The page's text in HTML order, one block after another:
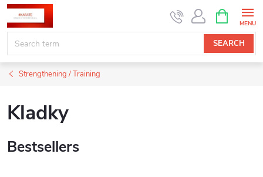
Skip
content
SEARCH
CART
Strengthening / Training
Kladky
Bestsellers